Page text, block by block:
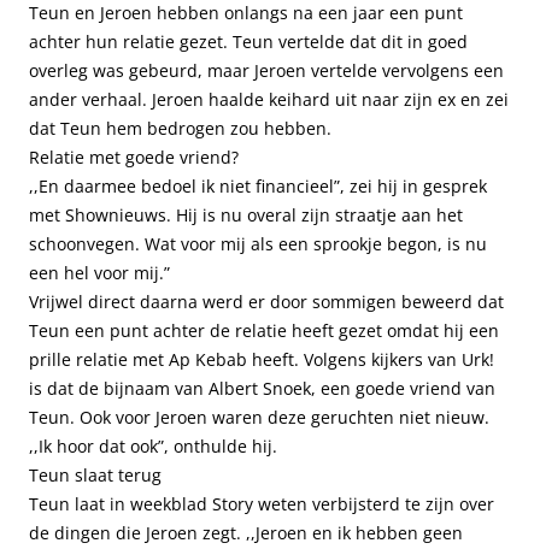
Teun en Jeroen hebben onlangs na een jaar een punt
achter hun relatie gezet. Teun vertelde dat dit in goed
overleg was gebeurd, maar Jeroen vertelde vervolgens een
ander verhaal. Jeroen haalde keihard uit naar zijn ex en zei
dat Teun hem bedrogen zou hebben.
Relatie met goede vriend?
,,En daarmee bedoel ik niet financieel”, zei hij in gesprek
met Shownieuws. Hij is nu overal zijn straatje aan het
schoonvegen. Wat voor mij als een sprookje begon, is nu
een hel voor mij.”
Vrijwel direct daarna werd er door sommigen beweerd dat
Teun een punt achter de relatie heeft gezet omdat hij een
prille relatie met Ap Kebab heeft. Volgens kijkers van Urk!
is dat de bijnaam van Albert Snoek, een goede vriend van
Teun. Ook voor Jeroen waren deze geruchten niet nieuw.
,,Ik hoor dat ook”, onthulde hij.
Teun slaat terug
Teun laat in weekblad Story weten verbijsterd te zijn over
de dingen die Jeroen zegt. ,,Jeroen en ik hebben geen